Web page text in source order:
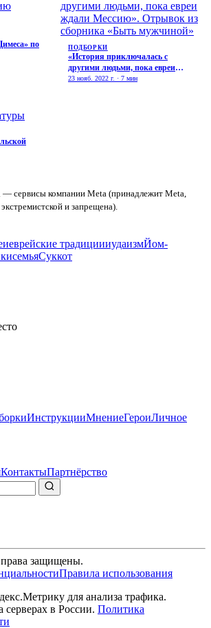
по
ПОДБОРКИ
«История приключалась с
другими людьми, пока евреи
ждали Мессию». Отрывок из
23 нояб. 2022 г. · 7 мин
— сервисы компании Meta (принадлежит Meta,
и запрещена).
еврейские традициииудаизмЙом-
семьяСуккот
ИнструкцииМнениеГероиЛичное
КонтактыПартнёрство
защищены.
Правила использования
для анализа трафика.
серверах в России. Политика